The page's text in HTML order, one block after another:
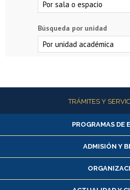
Búsqueda por unidad
Más informaciónTRÁMITES Y
Alumnas/os y
Matrícula en
Inscripción y cambio
Consulta y
PROGRAMAS DE
ADMISIÓN Y